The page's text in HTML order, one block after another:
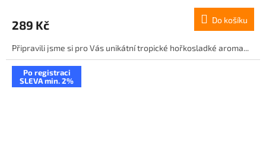
289 Kč Do košíku
Připravili jsme si pro Vás unikátní tropické hořkosladké aroma...
Po registraci
SLEVA min. 2%